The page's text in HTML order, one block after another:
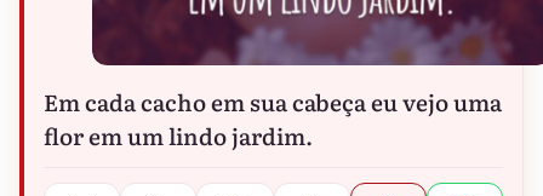
Em cada cacho em sua cabeça eu vejo uma
flor em um lindo jardim.